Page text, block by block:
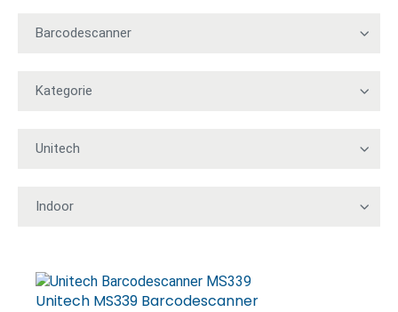
Unitech MS339 Barcodescanner